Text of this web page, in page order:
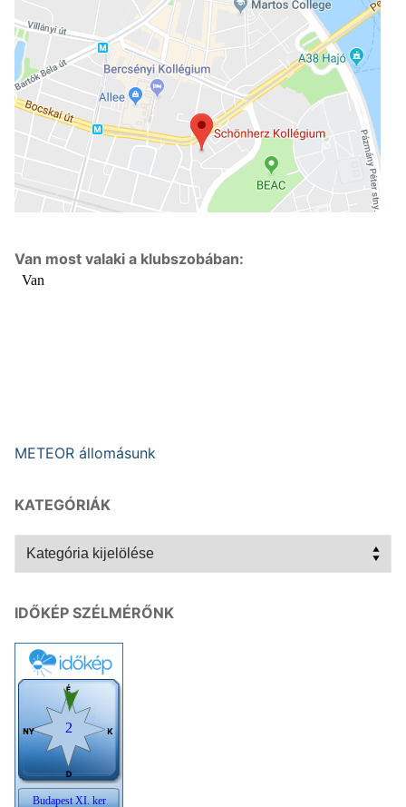
Van most valaki a klubszobában:
METEOR állomásunk
KATEGÓRIÁK
Kategóriák
IDŐKÉP SZÉLMÉRŐNK